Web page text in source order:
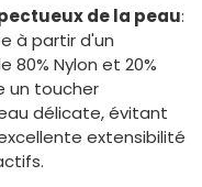
de la peau:
à partir d'un
Nylon et 20%
un toucher
délicate, évitant
extensibilité